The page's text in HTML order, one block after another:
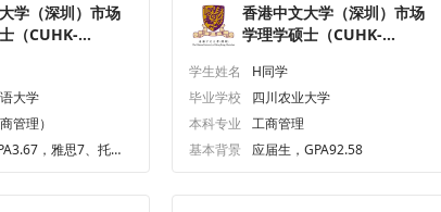
学（深圳）市场
（CUHK-
大学
管理）
，雅思7、托福9
香港中文大学（深圳）市场
学理学硕士（CUHK-
枚
学生姓名
H同学
毕业学校
四川农业大学
本科专业
工商管理
基本背景
应届生，GPA92.58